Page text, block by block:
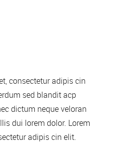
consectetur adipis cin
sed blandit acp
dictum neque veloran
dui lorem dolor. Lorem
adipis cin elit.